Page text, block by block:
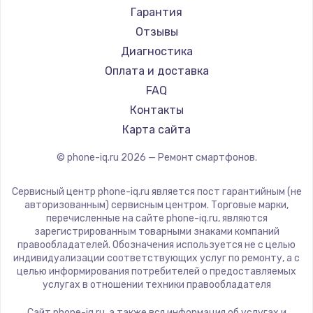
Ремонт смартфонов Acer
Ремонт смартфонов HP
Ремонт смартфонов Poco
Ремонт смартфонов HTC
Ремонт смартфонов Blackmagic
Ремонт смартфонов Nothing
Ремонт смартфонов iQOO
Irbis
Kyocera
LeEco
OnePlus
teXet
Motorola
Prestigio
Elephone
BlackView
Google
Vertu
Tp-Link
Гарантия
Отзывы
Диагностика
Оплата и доставка
FAQ
Контакты
Карта сайта
© phone-iq.ru 2026 — Ремонт смартфонов.
Сервисный центр phone-iq.ru является пост гарантийным (не
авторизованным) сервисным центром. Торговые марки,
перечисленные на сайте phone-iq.ru, являются
зарегистрированным товарными знаками компаний
правообладателей. Обозначения используется не с целью
индивидуализации соответствующих услуг по ремонту, а с
целью информирования потребителей о предоставляемых
услугах в отношении техники правообладателя